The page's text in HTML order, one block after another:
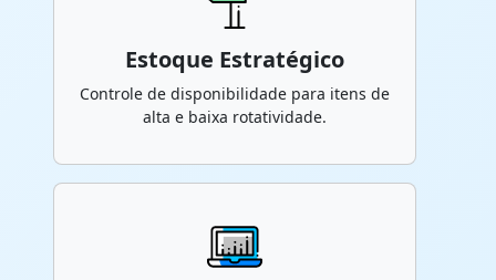
Estoque Estratégico
Controle de disponibilidade para itens de
alta e baixa rotatividade.